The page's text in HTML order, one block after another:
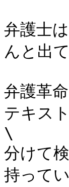
弁護士
んと出
弁護革
テキス
\
分けて
持って